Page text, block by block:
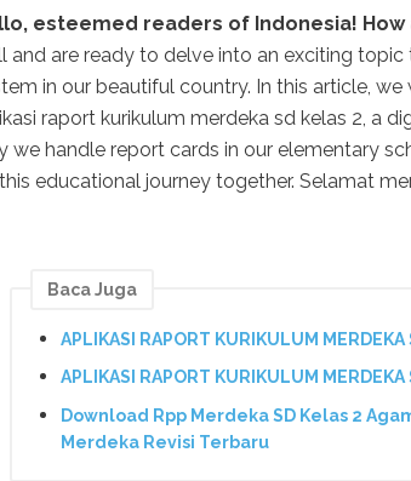
esteemed readers of Indonesia!
and are ready to delve into an exciting
in our beautiful country. In this article,
raport kurikulum merdeka sd kelas 2, a
we handle report cards in our elementary
educational journey together. Selamat
Baca Juga
APLIKASI RAPORT KURIKULUM MERDEKA
APLIKASI RAPORT KURIKULUM
Download Rpp Merdeka SD Kelas 2
Merdeka Revisi Terbaru